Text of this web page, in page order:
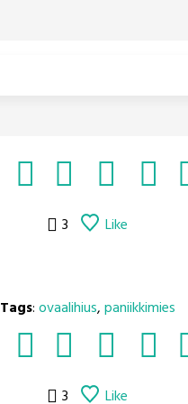
3 Like
Tags:ovaalihius,paniikkimies
3 Like